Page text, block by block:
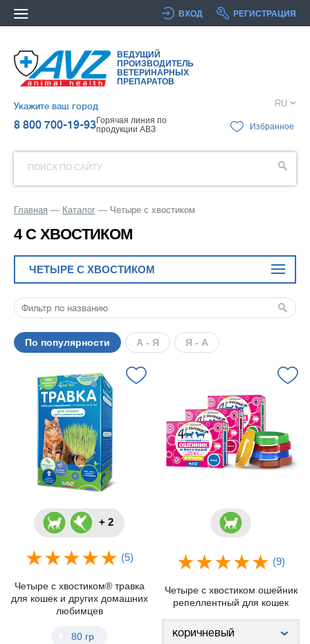
ВХОД РЕГИСТРАЦИЯ
ВЕДУЩИЙ
ПРОИЗВОДИТЕЛЬ
ВЕТЕРИНАРНЫХ
ПРЕПАРАТОВ
Укажите ваш город
8 800 700-19-93Горячая линия по
продукции АВЗ
RU
Избранное
ПОИСК ПО САЙТУ
Главная Каталог Четыре с хвостиком
4 С ХВОСТИКОМ
ЧЕТЫРЕ С ХВОСТИКОМ
По популярности А - Я Я - А
+ 2
(5)
Четыре с хвостиком® травка
для кошек и других домашних
любимцев
80 гр
(9)
Четыре с хвостиком ошейник
репеллентный для кошек